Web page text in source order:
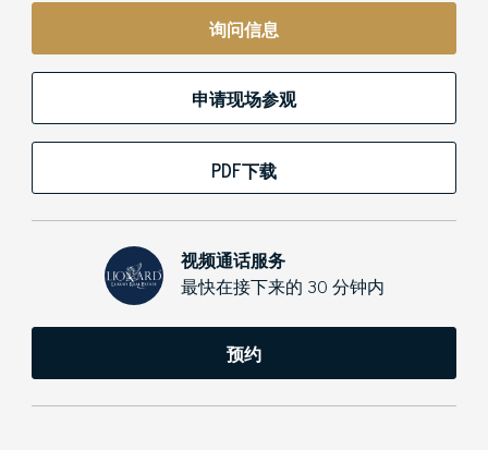
询问信息
申请现场参观
PDF下载
视频通话服务
最快在接下来的 30 分钟内
预约